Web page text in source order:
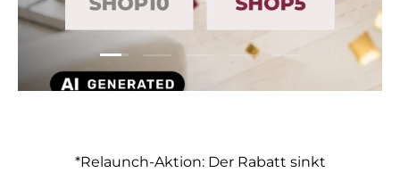
Folie laden 1 von 5
Folie laden 2 von 5
Folie laden 3 von 5
Folie laden 4 von 5
Folie laden 5
*Relaunch-Aktion: Der Rabatt sinkt